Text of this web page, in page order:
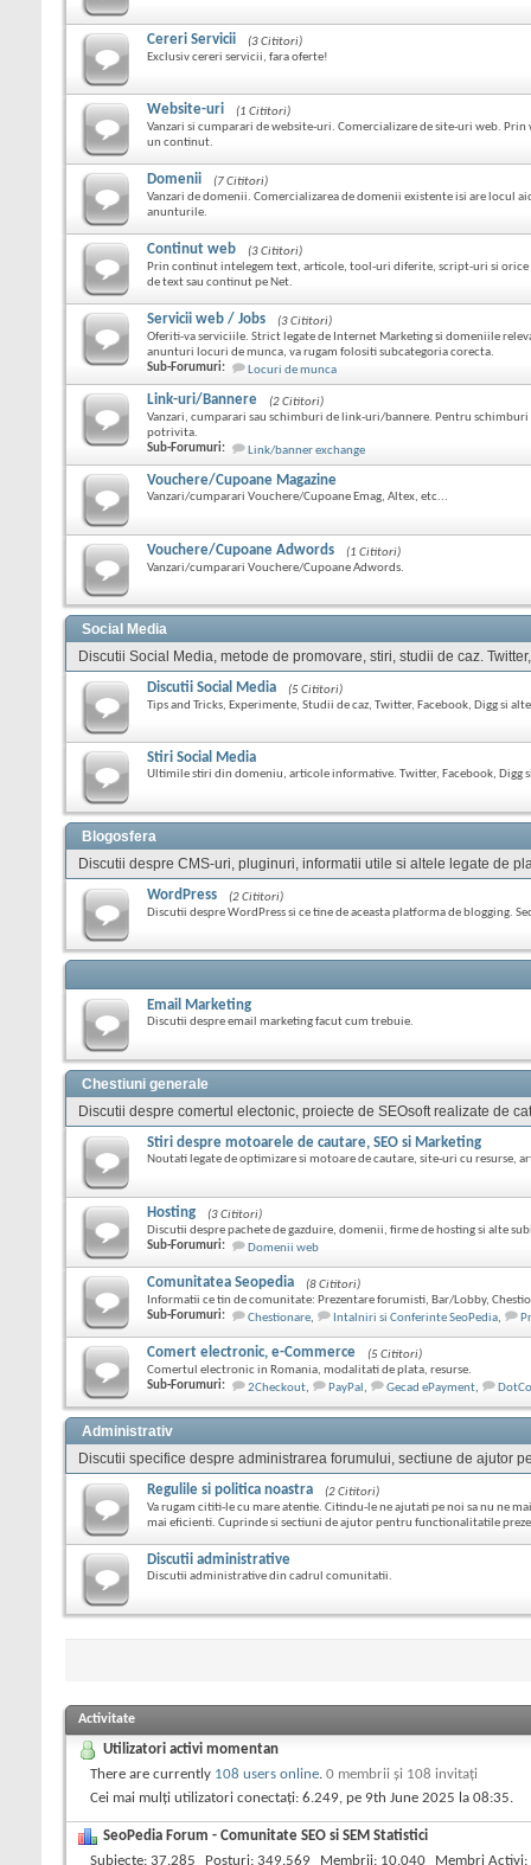
Cereri Servicii
(3 Cititori)
Exclusiv cereri servicii, fara oferte!
Website-uri
(1 Cititori)
Vanzari si cumparari de website-uri. Comercializare de site-uri web.
un continut.
Domenii
(7 Cititori)
Vanzari de domenii. Comercializarea de domenii existente isi are locul
anunturile.
Continut web
(3 Cititori)
Prin continut intelegem text, articole, tool-uri diferite, script-uri si orice
de text sau continut pe Net.
Servicii web / Jobs
(3 Cititori)
Oferiti-va serviciile. Strict legate de Internet Marketing si domeniile
anunturi locuri de munca, va rugam folositi subcategoria corecta.
Sub-Forumuri:
Locuri de munca
Link-uri/Bannere
(2 Cititori)
Vanzari, cumparari sau schimburi de link-uri/bannere. Pentru
potrivita.
Sub-Forumuri:
Link/banner exchange
Vouchere/Cupoane Magazine
Vanzari/cumparari Vouchere/Cupoane Emag, Altex, etc...
Vouchere/Cupoane Adwords
(1 Cititori)
Vanzari/cumparari Vouchere/Cupoane Adwords.
Social Media
Discutii Social Media, metode de promovare, stiri, studii de caz.
Discutii Social Media
(5 Cititori)
Tips and Tricks, Experimente, Studii de caz, Twitter, Facebook, Digg si
Stiri Social Media
Ultimile stiri din domeniu, articole informative. Twitter, Facebook, Digg
Blogosfera
Discutii despre CMS-uri, pluginuri, informatii utile si altele legate de
WordPress
(2 Cititori)
Discutii despre WordPress si ce tine de aceasta platforma de blogging.
Email Marketing
Discutii despre email marketing facut cum trebuie.
Chestiuni generale
Discutii despre comertul electonic, proiecte de SEOsoft realizate de
Stiri despre motoarele de cautare, SEO si Marketing
Noutati legate de optimizare si motoare de cautare, site-uri cu resurse,
Hosting
(3 Cititori)
Discutii despre pachete de gazduire, domenii, firme de hosting si alte
Sub-Forumuri:
Domenii web
Comunitatea Seopedia
(8 Cititori)
Informatii ce tin de comunitate: Prezentare forumisti, Bar/Lobby,
Sub-Forumuri:
Chestionare, Intalniri si Conferinte SeoPedia,
Comert electronic, e-Commerce
(5 Cititori)
Comertul electronic in Romania, modalitati de plata, resurse.
Sub-Forumuri:
2Checkout, PayPal , Gecad ePayment,
Administrativ
Discutii specifice despre administrarea forumului, sectiune de ajutor
Regulile si politica noastra
(2 Cititori)
Va rugam cititi-le cu mare atentie. Citindu-le ne ajutati pe noi sa nu ne
mai eficienti. Cuprinde si sectiuni de ajutor pentru functionalitatile
Discutii administrative
Discutii administrative din cadrul comunitatii.
Activitate
Utilizatori activi momentan
There are currently 108 users online. 0 membrii şi 108 invitaţi
Cei mai mulți utilizatori conectați: 6.249, pe 9th June 2025 la 08:35.
SeoPedia Forum - Comunitate SEO si SEM Statistici
Subiecte 37.285 Posturi 349.569 Membrii 10.040 Membri Activi